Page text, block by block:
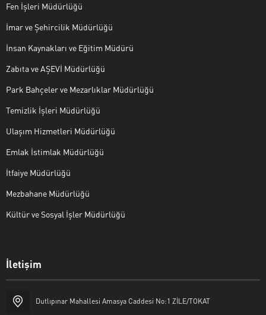
Fen İşleri Müdürlüğü
İmar ve Şehircilik Müdürlüğü
İnsan Kaynakları ve Eğitim Müdürü
Zabıta ve AŞEVİ Müdürlüğü
Park Bahçeler ve Mezarlıklar Müdürlüğü
Temizlik İşleri Müdürlüğü
Ulaşım Hizmetleri Müdürlüğü
Emlak İstimlak Müdürlüğü
İtfaiye Müdürlüğü
Mezbahane Müdürlüğü
Kültür ve Sosyal İşler Müdürlüğü
İletişim
Dutlıpınar Mahallesi Amasya Caddesi No:1 ZİLE/TOKAT